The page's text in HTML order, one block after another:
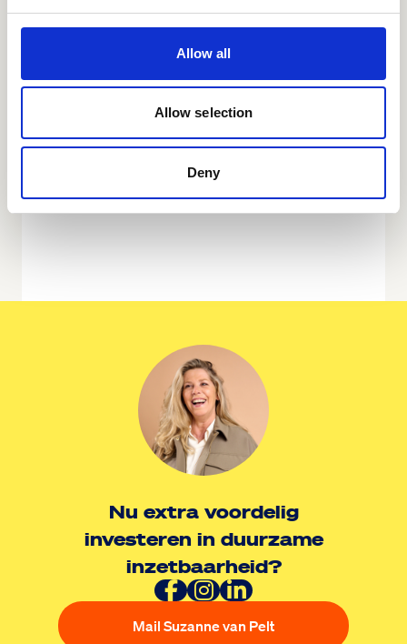
Allow all
Allow selection
Deny
en alleen in 2023 en 2024 aan te vragen. De
2025 lopen. Wacht daarom niet te lang met het in
gang zetten van het stappenplan. Neem vandaag
nog contact op om uw organisatie extra voordelig
klaar te stomen voor de toekomst. Met gezonde,
gemotiveerde en duurzaam inzetbare
Nu extra voordelig
investeren in duurzame
inzetbaarheid?
Mail Suzanne van Pelt